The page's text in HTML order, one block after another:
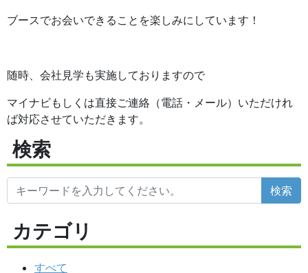
ブースでお会いできることを楽しみにしています！
随時、会社見学も実施しておりますので
マイナビもしくは直接ご連絡（電話・メール）いただけれ
ば対応させていただきます。
検索
検索
カテゴリ
すべて